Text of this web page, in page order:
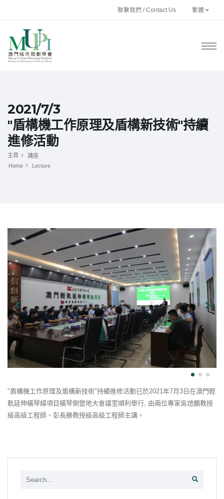
聯繫我們 / Contact Us 繁體
2021/7/3
"盾構機工作原理及盾構新技術"持續
進修活動
主頁
講座
Home
Lecture
"盾構機工作原理及盾構新技術"持續進修活動已於2021年7月3日在澳門輕
軌延伸橫琴線項目橫琴側營地大會議室順利舉行, 由兩位專家吳煊鵬教授
級高級工程師、彭長勝教授級高級工程師主講。